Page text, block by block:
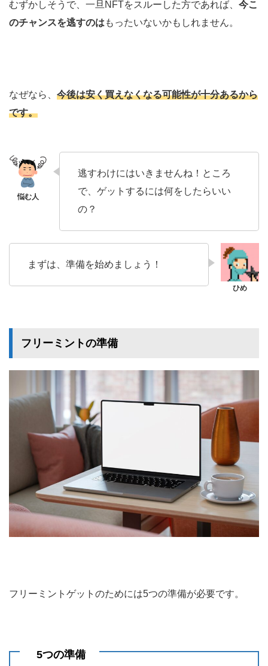
むずかしそうで、一旦NFTをスルーした方であれば、 今こ
のチャンスを逃すのは もったいないかもしれません。
なぜなら、 今後は安く買えなくなる可能性が十分あるから
です。
逃すわけにはいきませんね！ところ
で、ゲットするには何をしたらいい
の？
まずは、準備を始めましょう！
フリーミントの準備
フリーミントゲットのためには5つの準備が必要です。
5つの準備